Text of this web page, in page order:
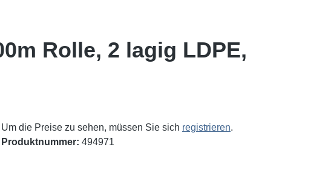
Rolle, 2 lagig LDPE,
Um die Preise zu sehen, müssen Sie sich registrieren.
Produktnummer: 494971